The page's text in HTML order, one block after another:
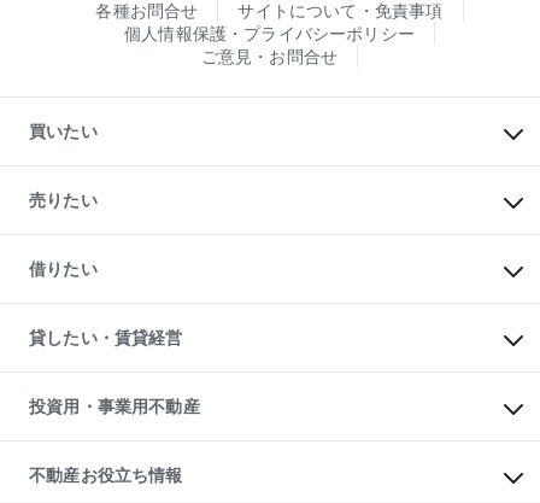
各種お問合せ
サイトについて・免責事項
個人情報保護・プライバシーポリシー
ご意見・お問合せ
買いたい
新築・分譲マンションの購入
中古マンションの購入
一戸建ての購入
中古一戸建ての購入
不動産購入の流れ
注目キーワード物件特集
購入ガイド
English 繁体中文簡体中文
売りたい
一戸建ての売却・査定
土地の売却・査定
スピードAI査定
不動産査定について
不動産売却の流れ
不動産買換えの流れ
売却ガイド
借りたい
オフィス・店舗の賃貸
借りるときの流れ
借りるガイド
貸したい・賃貸経営
マンション賃料データ
賃貸管理プラン
リロケーションについて
貸すガイド
投資用・事業用不動産
事業用不動産
マンション投資
不動産お役立ち情報